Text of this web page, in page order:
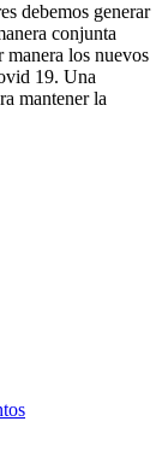
debemos generar
conjunta
manera los nuevos
19. Una
mantener la